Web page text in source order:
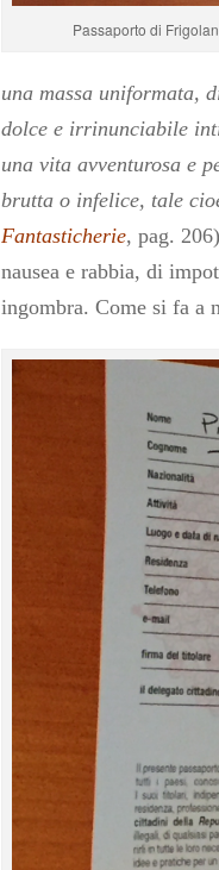
Passaporto di
una massa uniformata,
dolce e irrinunciabile
una vita avventurosa e
brutta o infelice, tale
Fantasticherie, pag.
nausea e rabbia, di
ingombra. Come si fa a